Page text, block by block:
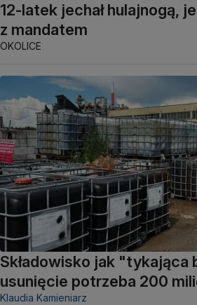
12-latek jechał hulajnogą,
z mandatem
OKOLICE
Składowisko jak "tykająca
usunięcie potrzeba 200
Klaudia Kamieniarz